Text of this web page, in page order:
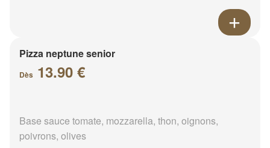
Pizza neptune senior
Dès 13.90 €
Base sauce tomate, mozzarella, thon, oignons,
poivrons, olives